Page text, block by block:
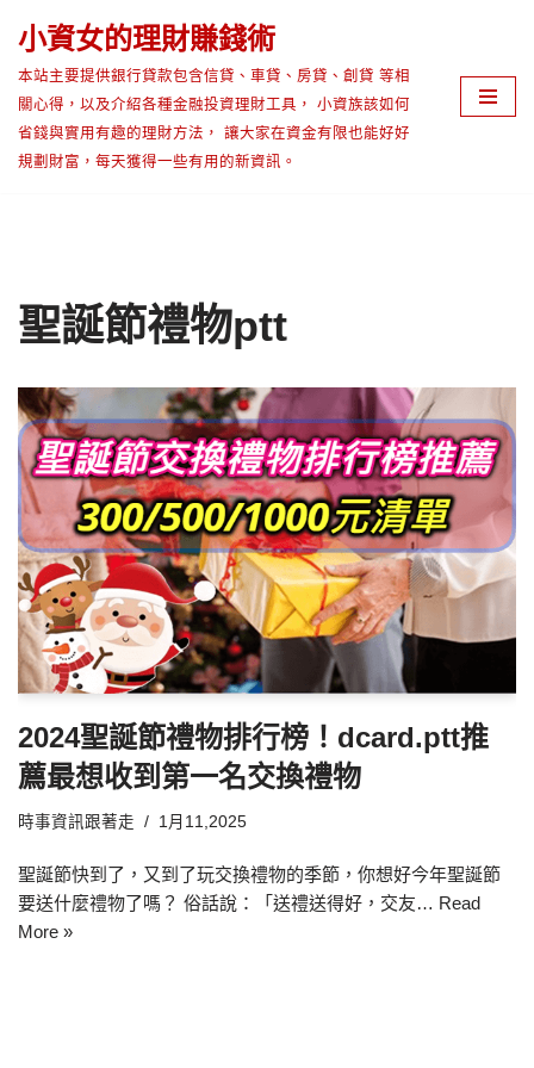
Skip
to
content
小資女的理財賺錢術
本站主要提供銀行貸款包含信貸、車貸、房貸、創貸 等相
關心得，以及介紹各種金融投資理財工具， 小資族該如何
省錢與實用有趣的理財方法， 讓大家在資金有限也能好好
規劃財富，每天獲得一些有用的新資訊。
聖誕節禮物ptt
2024聖誕節禮物排行榜！dcard.ptt推
薦最想收到第一名交換禮物
時事資訊跟著走 1月11,2025
聖誕節快到了，又到了玩交換禮物的季節，你想好今年聖誕節
要送什麼禮物了嗎？ 俗話說：「送禮送得好，交友… Read
More »